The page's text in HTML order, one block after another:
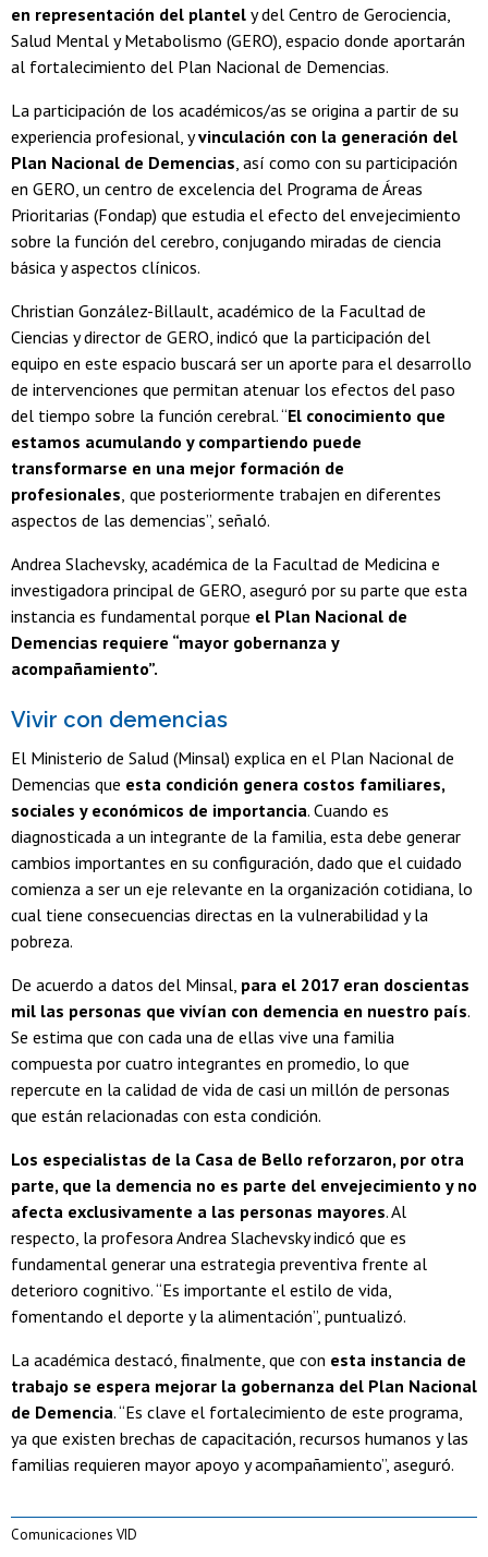
en representación del plantel y del Centro de Gerociencia,
Salud Mental y Metabolismo (GERO), espacio donde aportarán
al fortalecimiento del Plan Nacional de Demencias.
La participación de los académicos/as se origina a partir de su
experiencia profesional, yvinculación con la generación del
Plan Nacional de Demencias , así como con su participación
en GERO, un centro de excelencia del Programa de Áreas
Prioritarias (Fondap) que estudia el efecto del envejecimiento
sobre la función del cerebro, conjugando miradas de ciencia
básica y aspectos clínicos.
Christian González-Billault, académico de la Facultad de
Ciencias y director de GERO, indicó que la participación del
equipo en este espacio buscará ser un aporte para el desarrollo
de intervenciones que permitan atenuar los efectos del paso
del tiempo sobre la función cerebral. “El conocimiento que
estamos acumulando y compartiendo puede
transformarse en una mejor formación de
profesionales que posteriormente trabajen en diferentes
aspectos de las demencias”, señaló.
Andrea Slachevsky, académica de la Facultad de Medicina e
investigadora principal de GERO, aseguró por su parte que esta
instancia es fundamental porque el Plan Nacional de
Demencias requiere “mayor gobernanza y
acompañamiento”.
Vivir con demencias
El Ministerio de Salud (Minsal) explica en el Plan Nacional de
Demencias que esta condición genera costos familiares,
sociales y económicos de importancia. Cuando es
diagnosticada a un integrante de la familia, esta debe generar
cambios importantes en su configuración, dado que el cuidado
comienza a ser un eje relevante en la organización cotidiana, lo
cual tiene consecuencias directas en la vulnerabilidad y la
pobreza.
De acuerdo a datos del Minsal, para el 2017 eran doscientas
mil las personas que vivían con demencia en nuestro país.
Se estima que con cada una de ellas vive una familia
compuesta por cuatro integrantes en promedio, lo que
repercute en la calidad de vida de casi un millón de personas
que están relacionadas con esta condición.
Los especialistas de la Casa de Bello reforzaron, por otra
parte, que la demencia no es parte del envejecimiento y no
afecta exclusivamente a las personas mayores. Al
respecto, la profesora Andrea Slachevsky indicó que es
fundamental generar una estrategia preventiva frente al
deterioro cognitivo. “Es importante el estilo de vida,
fomentando el deporte y la alimentación”, puntualizó.
La académica destacó, finalmente, que con esta instancia de
trabajo se espera mejorar la gobernanza del Plan Nacional
de Demencia. “Es clave el fortalecimiento de este programa,
ya que existen brechas de capacitación, recursos humanos y las
familias requieren mayor apoyo y acompañamiento”, aseguró.
Comunicaciones VID